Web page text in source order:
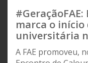
marca o
universitária
A FAE promoveu,